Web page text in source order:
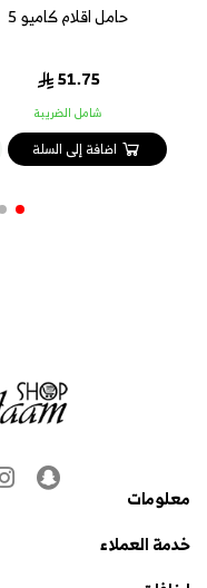
حامل اقلام كاميو 5
51.75
شامل الضريبة
اضافة إلى السلة
معلومات
خدمة العملاء